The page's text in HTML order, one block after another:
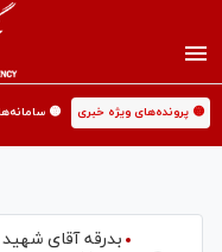
🟡 پرونده‌های ویژه خبری 🟡
بدرقه آقای شهید